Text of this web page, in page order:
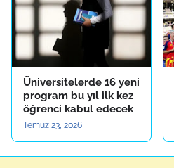
Üniversitelerde 16 yeni
program bu yıl ilk kez
öğrenci kabul edecek
Temuz 23, 2026